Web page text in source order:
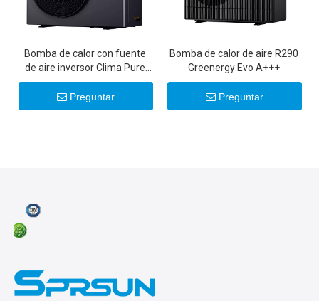
Bomba de calor con fuente
de aire inversor Clima Pure
R32 DC
Preguntar
Bomba de calor de aire R290
Greenergy Evo A+++
Preguntar